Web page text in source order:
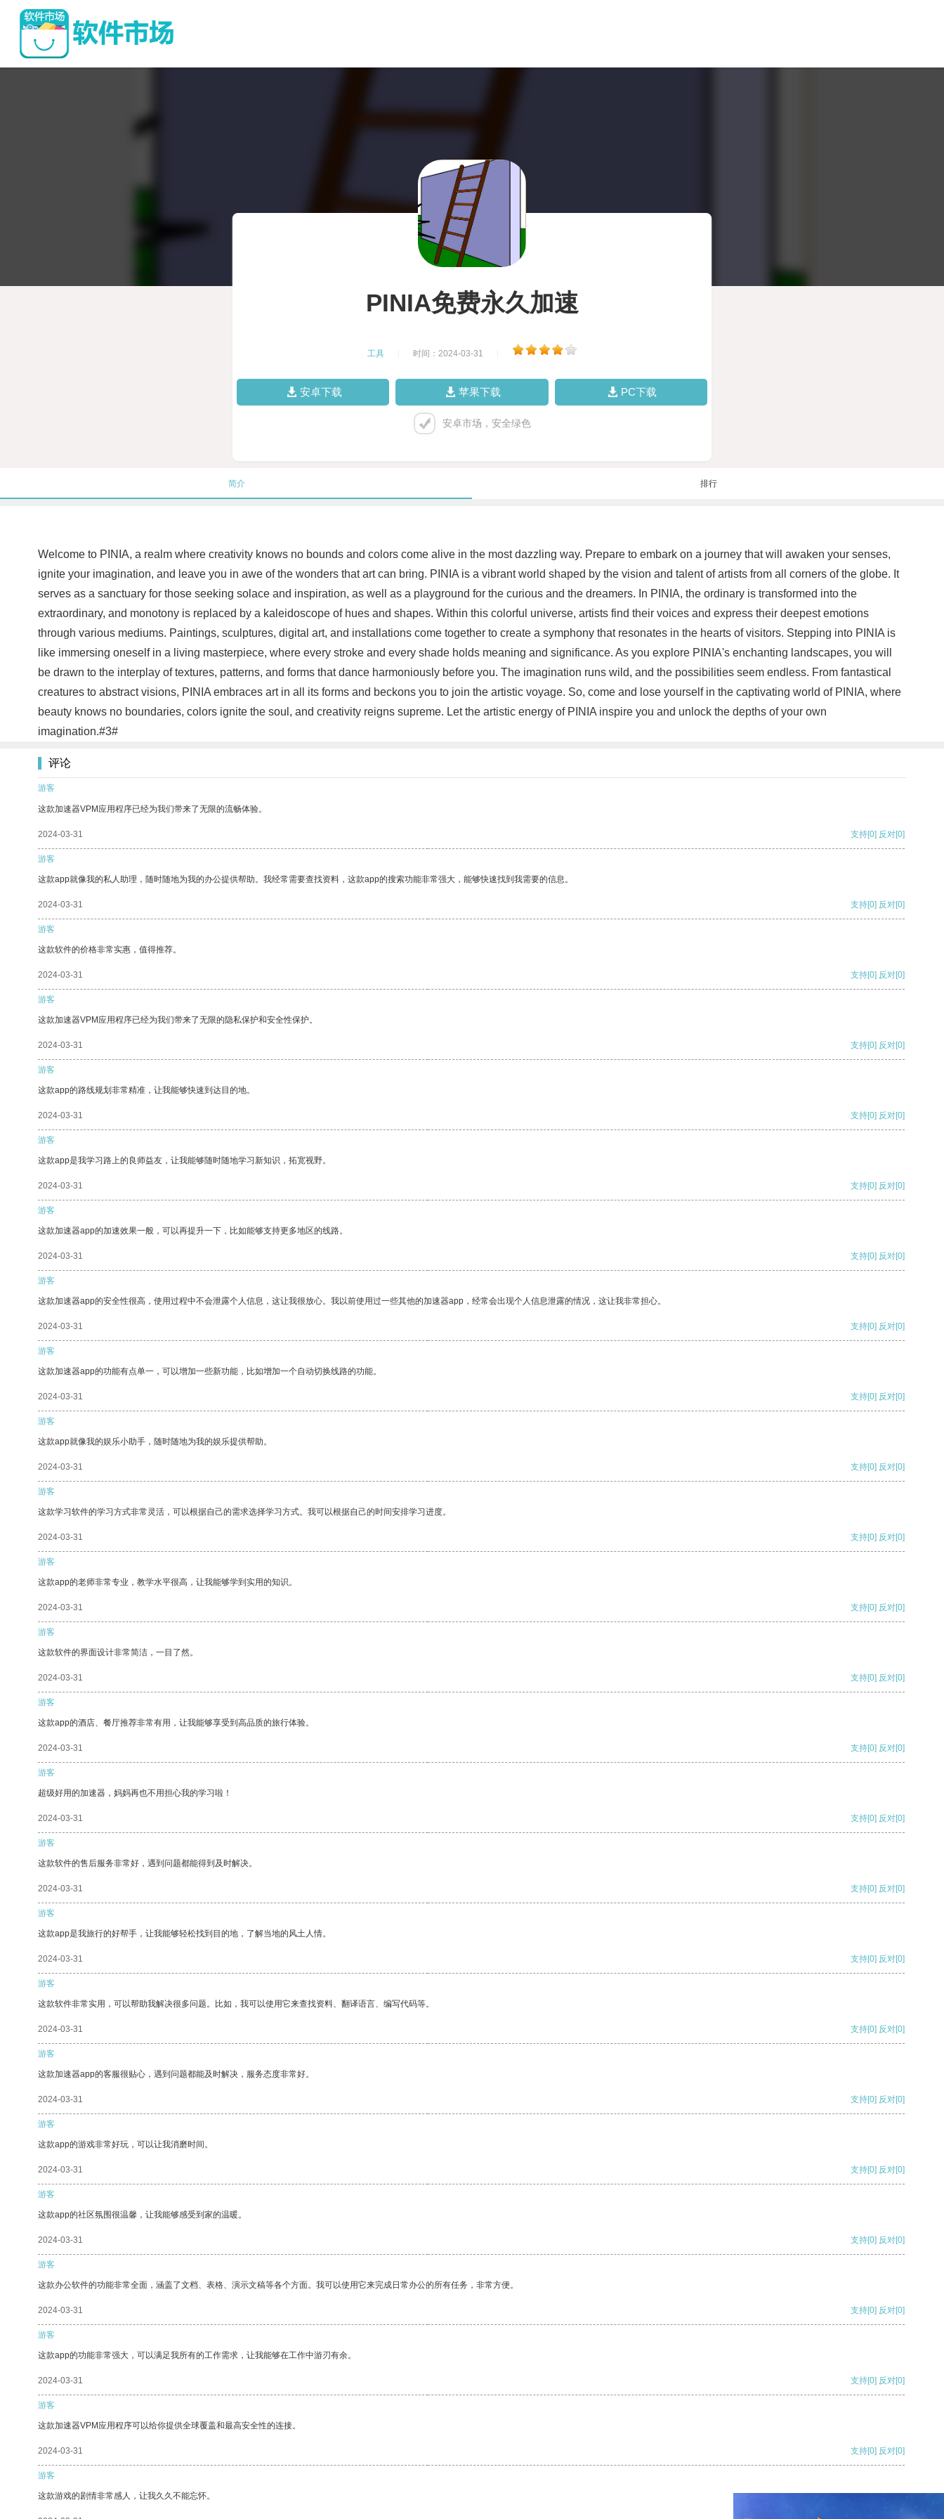
PINIA免费永久加速
工具 时间：2024-03-31
安卓下载 苹果下载 PC下载
安卓市场，安全绿色
简介 排行
Welcome to PINIA, a realm where creativity knows no bounds and colors come alive in the most dazzling way. Prepare to embark on a journey that will awaken your senses,
ignite your imagination, and leave you in awe of the wonders that art can bring. PINIA is a vibrant world shaped by the vision and talent of artists from all corners of the globe. It
serves as a sanctuary for those seeking solace and inspiration, as well as a playground for the curious and the dreamers. In PINIA, the ordinary is transformed into the
extraordinary, and monotony is replaced by a kaleidoscope of hues and shapes. Within this colorful universe, artists find their voices and express their deepest emotions
through various mediums. Paintings, sculptures, digital art, and installations come together to create a symphony that resonates in the hearts of visitors. Stepping into PINIA is
like immersing oneself in a living masterpiece, where every stroke and every shade holds meaning and significance. As you explore PINIA's enchanting landscapes, you will
be drawn to the interplay of textures, patterns, and forms that dance harmoniously before you. The imagination runs wild, and the possibilities seem endless. From fantastical
creatures to abstract visions, PINIA embraces art in all its forms and beckons you to join the artistic voyage. So, come and lose yourself in the captivating world of PINIA, where
beauty knows no boundaries, colors ignite the soul, and creativity reigns supreme. Let the artistic energy of PINIA inspire you and unlock the depths of your own
imagination.#3#
评论
游客
这款加速器VPM应用程序已经为我们带来了无限的流畅体验。
2024-03-31 支持[0] 反对[0]
游客
这款app就像我的私人助理，随时随地为我的办公提供帮助。我经常需要查找资料，这款app的搜索功能非常强大，能够快速找到我需要的信息。
2024-03-31 支持[0] 反对[0]
游客
这款软件的价格非常实惠，值得推荐。
2024-03-31 支持[0] 反对[0]
游客
这款加速器VPM应用程序已经为我们带来了无限的隐私保护和安全性保护。
2024-03-31 支持[0] 反对[0]
游客
这款app的路线规划非常精准，让我能够快速到达目的地。
2024-03-31 支持[0] 反对[0]
游客
这款app是我学习路上的良师益友，让我能够随时随地学习新知识，拓宽视野。
2024-03-31 支持[0] 反对[0]
游客
这款加速器app的加速效果一般，可以再提升一下，比如能够支持更多地区的线路。
2024-03-31 支持[0] 反对[0]
游客
这款加速器app的安全性很高，使用过程中不会泄露个人信息，这让我很放心。我以前使用过一些其他的加速器app，经常会出现个人信息泄露的情况，这让我非常担心。
2024-03-31 支持[0] 反对[0]
游客
这款加速器app的功能有点单一，可以增加一些新功能，比如增加一个自动切换线路的功能。
2024-03-31 支持[0] 反对[0]
游客
这款app就像我的娱乐小助手，随时随地为我的娱乐提供帮助。
2024-03-31 支持[0] 反对[0]
游客
这款学习软件的学习方式非常灵活，可以根据自己的需求选择学习方式。我可以根据自己的时间安排学习进度。
2024-03-31 支持[0] 反对[0]
游客
这款app的老师非常专业，教学水平很高，让我能够学到实用的知识。
2024-03-31 支持[0] 反对[0]
游客
这款软件的界面设计非常简洁，一目了然。
2024-03-31 支持[0] 反对[0]
游客
这款app的酒店、餐厅推荐非常有用，让我能够享受到高品质的旅行体验。
2024-03-31 支持[0] 反对[0]
游客
超级好用的加速器，妈妈再也不用担心我的学习啦！
2024-03-31 支持[0] 反对[0]
游客
这款软件的售后服务非常好，遇到问题都能得到及时解决。
2024-03-31 支持[0] 反对[0]
游客
这款app是我旅行的好帮手，让我能够轻松找到目的地，了解当地的风土人情。
2024-03-31 支持[0] 反对[0]
游客
这款软件非常实用，可以帮助我解决很多问题。比如，我可以使用它来查找资料、翻译语言、编写代码等。
2024-03-31 支持[0] 反对[0]
游客
这款加速器app的客服很贴心，遇到问题都能及时解决，服务态度非常好。
2024-03-31 支持[0] 反对[0]
游客
这款app的游戏非常好玩，可以让我消磨时间。
2024-03-31 支持[0] 反对[0]
游客
这款app的社区氛围很温馨，让我能够感受到家的温暖。
2024-03-31 支持[0] 反对[0]
游客
这款办公软件的功能非常全面，涵盖了文档、表格、演示文稿等各个方面。我可以使用它来完成日常办公的所有任务，非常方便。
2024-03-31 支持[0] 反对[0]
游客
这款app的功能非常强大，可以满足我所有的工作需求，让我能够在工作中游刃有余。
2024-03-31 支持[0] 反对[0]
游客
这款加速器VPM应用程序可以给你提供全球覆盖和最高安全性的连接。
2024-03-31 支持[0] 反对[0]
游客
这款游戏的剧情非常感人，让我久久不能忘怀。